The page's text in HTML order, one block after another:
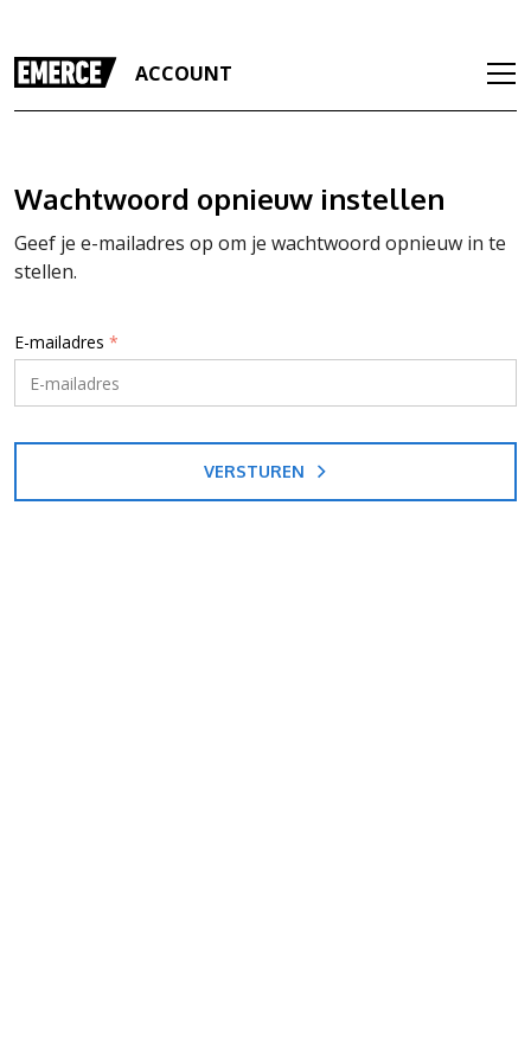
ACCOUNT
Wachtwoord opnieuw instellen
Geef je e-mailadres op om je wachtwoord opnieuw in te
stellen.
E-mailadres *
VERSTUREN